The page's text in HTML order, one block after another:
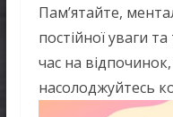
Пам’ятайте,
постійної уваги
час на відпочинок,
насолоджуйтесь